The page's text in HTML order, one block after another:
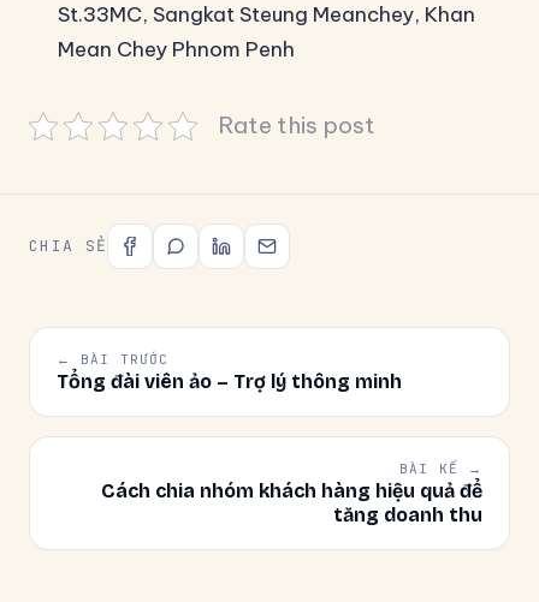
St.33MC, Sangkat Steung Meanchey, Khan
Mean Chey Phnom Penh
Rate this post
CHIA SẺ
← BÀI TRƯỚC
Tổng đài viên ảo – Trợ lý thông minh
BÀI KẾ →
Cách chia nhóm khách hàng hiệu quả để
tăng doanh thu